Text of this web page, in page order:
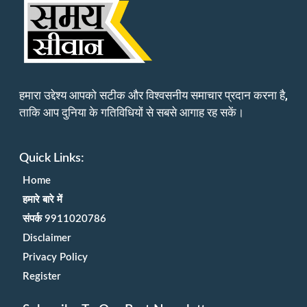
हमारा उद्देश्य आपको सटीक और विश्वसनीय समाचार प्रदान करना है,
ताकि आप दुनिया के गतिविधियों से सबसे आगाह रह सकें।
Quick Links:
Home
हमारे बारे में
संपर्क 9911020786
Disclaimer
Privacy Policy
Register